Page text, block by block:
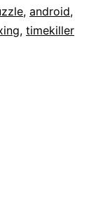
, android,
, timekiller